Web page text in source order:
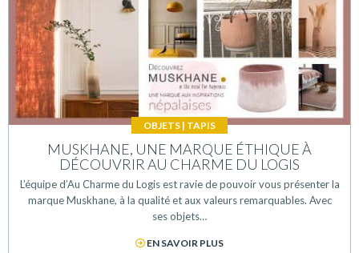
OBJETS | TAPIS
MUSKHANE, UNE MARQUE ÉTHIQUE À
DÉCOUVRIR AU CHARME DU LOGIS
L’équipe d’Au Charme du Logis est ravie de pouvoir vous présenter la
marque Muskhane, à la qualité et aux valeurs remarquables. Avec
ses objets…
EN SAVOIR PLUS